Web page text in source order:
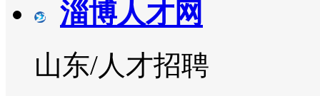
淄博人才网
山东/人才招聘